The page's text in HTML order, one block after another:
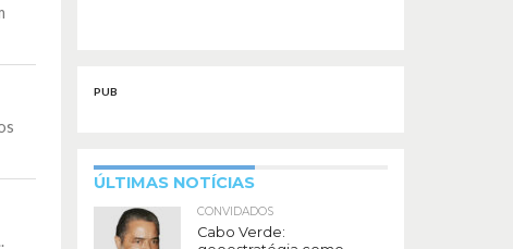
PUB
ÚLTIMAS NOTÍCIAS
CONVIDADOS
Cabo Verde: